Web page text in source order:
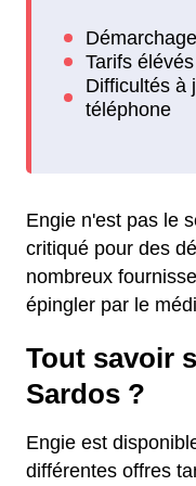
Engie n'est pas le
critiqué pour des
nombreux
épingler par le
Tout savoir
Sardos ?
Engie est
différentes offres